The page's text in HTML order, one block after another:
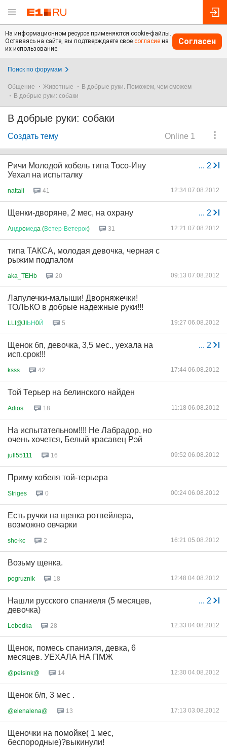
На информационном ресурсе применяются cookie-файлы.
Оставаясь на сайте, вы подтверждаете свое согласие на
их использование.
Согласен
Поиск по форумам
Общение Животные
В добрые руки. Поможем, чем сможем
В добрые руки: собаки
В добрые руки: собаки
Online 1
Создать тему
... 2
Ричи Молодой кобель типа Тосо-Ину
Уехал на испыталку
nattali 41 12:34 07.08.2012
... 2
Щенки-дворяне, 2 мес, на охрану
Aндрoмедa (Ветер-Ветерок) 31 12:21 07.08.2012
типа ТАКСА, молодая девочка, черная с
рыжим подпалом
aka_TEHb 20 09:13 07.08.2012
Лапулечки-малыши! Дворняжечки!
ТОЛЬКО в добрые надежные руки!!!
LLI@JIЬН0Й 5 19:27 06.08.2012
... 2
Щенок бп, девочка, 3,5 мес., уехала на
исп.срок!!!
ksss 42 17:44 06.08.2012
Той Терьер на белинского найден
Adios. 18 11:18 06.08.2012
На испытательном!!!! Не Лабрадор, но
очень хочется, Белый красавец Рэй
jull55111 16 09:52 06.08.2012
Приму кобеля той-терьера
Striges 0 00:24 06.08.2012
Есть ручки на щенка ротвейлера,
возможно овчарки
shc-kc 2 16:21 05.08.2012
Возьму щенка.
pogruznik 18 12:48 04.08.2012
... 2
Нашли русского спаниеля (5 месяцев,
девочка)
Lebedka 28 12:33 04.08.2012
Щенок, помесь спаниэля, девка, 6
месяцев. УЕХАЛА НА ПМЖ
@pelsink@ 14 12:30 04.08.2012
Щенок б/п, 3 мес .
@elenalena@ 13 17:13 03.08.2012
Щеночки на помойке( 1 мес,
беспородные)?выкинули!